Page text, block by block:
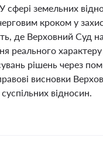
сфері земельних
кроком у
де Верховний Суд
реального характеру
рішень через
висновки
відносин.